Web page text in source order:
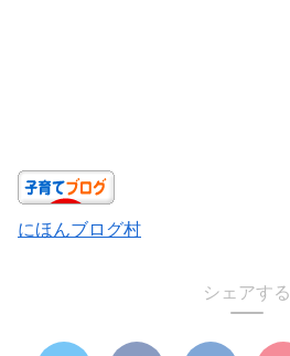
にほんブログ村
シェアする